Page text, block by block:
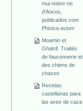
mui nobre rei
d'Ancos,
publicados com
Phisica avium
Moamin et
Ghatrif. Traités
de fauconnerie et
des chiens de
chasse
Recetas
castellanas para
las aves de caza